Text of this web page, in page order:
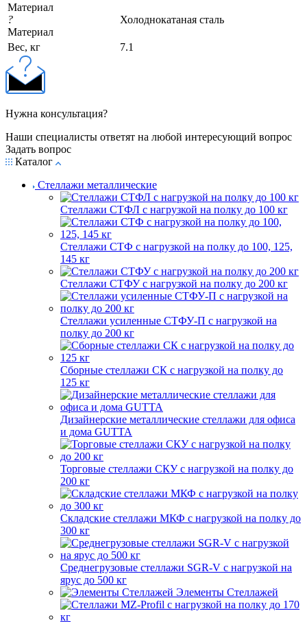
Материал
?
Материал
Холоднокатаная сталь
Вес, кг 7.1
Нужна консультация?
Наши специалисты ответят на любой интересующий вопрос
Задать вопрос
Каталог
Стеллажи металлические
Стеллажи СТФЛ с нагрузкой на полку до 100 кг
Стеллажи СТФ с нагрузкой на полку до 100, 125,
145 кг
Стеллажи СТФУ с нагрузкой на полку до 200 кг
Стеллажи усиленные СТФУ-П с нагрузкой на
полку до 200 кг
Сборные стеллажи СК с нагрузкой на полку до
125 кг
Дизайнерские металлические стеллажи для офиса
и дома GUTTA
Торговые стеллажи СКУ с нагрузкой на полку до
200 кг
Складские стеллажи МКФ с нагрузкой на полку до
300 кг
Среднегрузовые стеллажи SGR-V с нагрузкой на
ярус до 500 кг
Элементы Стеллажей